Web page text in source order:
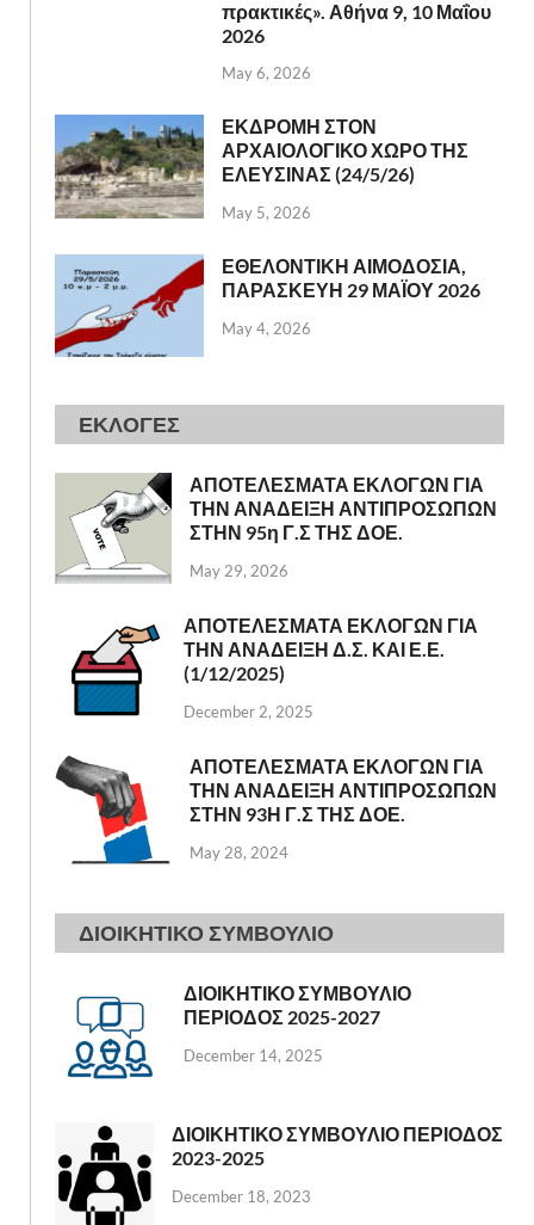
πρακτικές». Αθήνα 9, 10 Μαΐου
2026
May 6, 2026
ΕΚΔΡΟΜΗ ΣΤΟΝ
ΑΡΧΑΙΟΛΟΓΙΚΟ ΧΩΡΟ ΤΗΣ
ΕΛΕΥΣΙΝΑΣ (24/5/26)
May 5, 2026
ΕΘΕΛΟΝΤΙΚΗ ΑΙΜΟΔΟΣΙΑ,
ΠΑΡΑΣΚΕΥΗ 29 ΜΑΪΟΥ 2026
May 4, 2026
ΕΚΛΟΓΕΣ
ΑΠΟΤΕΛΕΣΜΑΤΑ ΕΚΛΟΓΩΝ ΓΙΑ
ΤΗΝ ΑΝΑΔΕΙΞΗ ΑΝΤΙΠΡΟΣΩΠΩΝ
ΣΤΗΝ 95η Γ.Σ ΤΗΣ ΔΟΕ.
May 29, 2026
ΑΠΟΤΕΛΕΣΜΑΤΑ ΕΚΛΟΓΩΝ ΓΙΑ
ΤΗΝ ΑΝΑΔΕΙΞΗ Δ.Σ. ΚΑΙ Ε.Ε.
(1/12/2025)
December 2, 2025
ΑΠΟΤΕΛΕΣΜΑΤΑ ΕΚΛΟΓΩΝ ΓΙΑ
ΤΗΝ ΑΝΑΔΕΙΞΗ ΑΝΤΙΠΡΟΣΩΠΩΝ
ΣΤΗΝ 93Η Γ.Σ ΤΗΣ ΔΟΕ.
May 28, 2024
ΔΙΟΙΚΗΤΙΚΟ ΣΥΜΒΟΥΛΙΟ
ΔΙΟΙΚΗΤΙΚΟ ΣΥΜΒΟΥΛΙΟ
ΠΕΡΙΟΔΟΣ 2025-2027
December 14, 2025
ΔΙΟΙΚΗΤΙΚΟ ΣΥΜΒΟΥΛΙΟ ΠΕΡΙΟΔΟΣ
2023-2025
December 18, 2023